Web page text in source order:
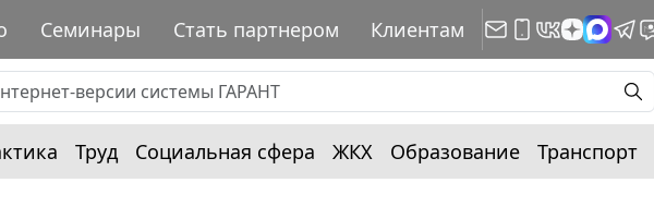
Семинары Стать партнером Клиентам
Труд Социальная сфера ЖКХ Образование Транспорт